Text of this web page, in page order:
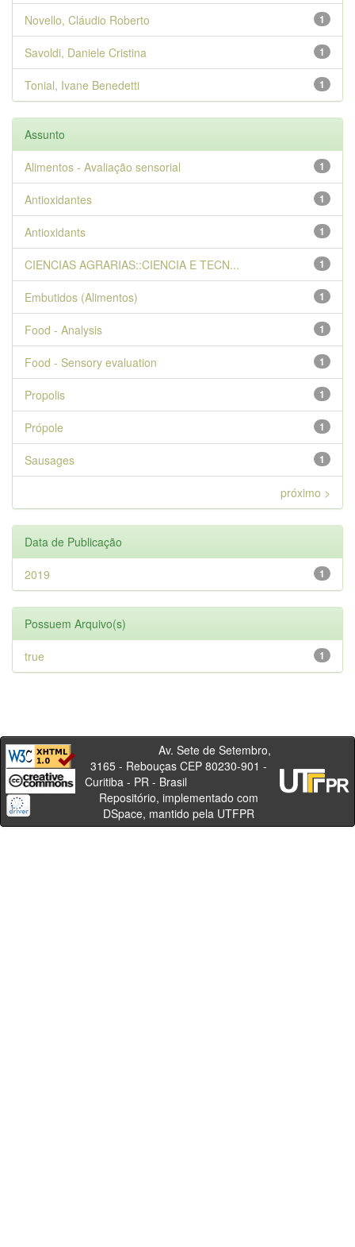
1
Novello, Cláudio Roberto
1
Savoldi, Daniele Cristina
1
Tonial, Ivane Benedetti
Assunto
1
Alimentos - Avaliação sensorial
1
Antioxidantes
1
Antioxidants
1
CIENCIAS AGRARIAS::CIENCIA E TECN...
1
Embutidos (Alimentos)
1
Food - Analysis
1
Food - Sensory evaluation
1
Propolis
1
Própole
1
Sausages
próximo >
Data de Publicação
1
2019
Possuem Arquivo(s)
1
true
Av. Sete de Setembro,
3165 - Rebouças CEP 80230-901 -
Curitiba - PR - Brasil
Repositório, implementado com
DSpace, mantido pela UTFPR